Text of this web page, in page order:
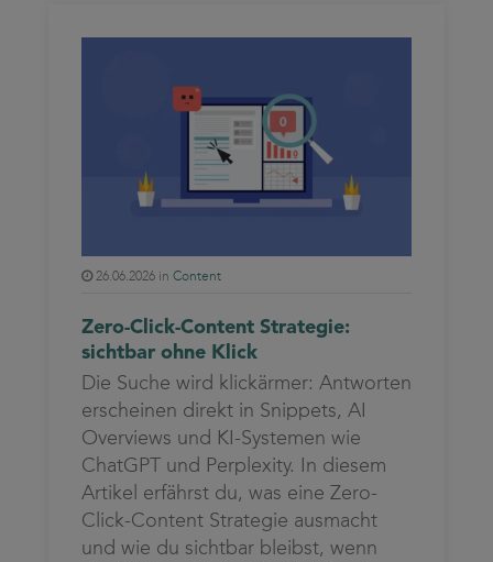
26.06.2026 in Content
Zero-Click-Content Strategie:
sichtbar ohne Klick
Die Suche wird klickärmer: Antworten
erscheinen direkt in Snippets, AI
Overviews und KI-Systemen wie
ChatGPT und Perplexity. In diesem
Artikel erfährst du, was eine Zero-
Click-Content Strategie ausmacht
und wie du sichtbar bleibst, wenn